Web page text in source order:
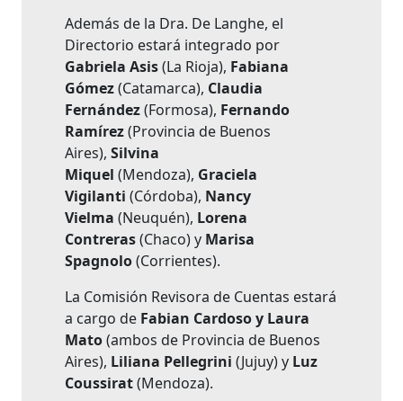
Además de la Dra. De Langhe, el
Directorio estará integrado por
Gabriela Asis(La Rioja), Fabiana
Gómez(Catamarca), Claudia
Fernández(Formosa), Fernando
Ramírez(Provincia de Buenos
Aires), Silvina
Miquel (Mendoza), Graciela
Vigilanti (Córdoba), Nancy
Vielma (Neuquén), Lorena
Contreras(Chaco) y Marisa
Spagnolo(Corrientes).
La Comisión Revisora de Cuentas estará
a cargo de Fabian Cardoso y Laura
Mato(ambos de Provincia de Buenos
Aires), Liliana Pellegrini (Jujuy) y Luz
Coussirat(Mendoza).